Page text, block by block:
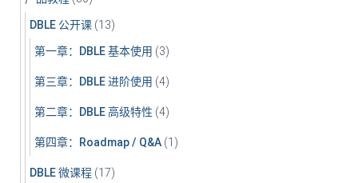
DBLE 公开课 (13)
第一章：DBLE 基本使用 (3)
第三章：DBLE 进阶使用 (4)
第二章：DBLE 高级特性 (4)
第四章：Roadmap / Q&A (1)
DBLE 微课程 (17)